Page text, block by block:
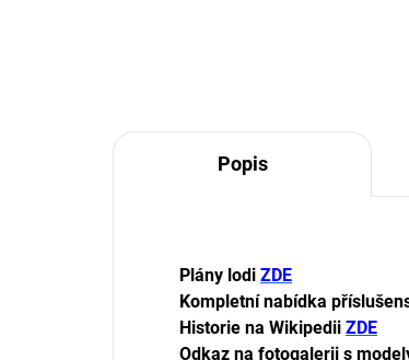
Popis
Plány lodi ZDE
Kompletní nabídka
Historie na Wikipedii ZDE
Odkaz na fotogalerii s